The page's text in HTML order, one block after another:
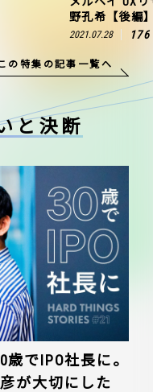
野孔希【後編
2021.07.28 176
の特集の記事一覧へ
と決断
でIPO社長に。
が大切にした